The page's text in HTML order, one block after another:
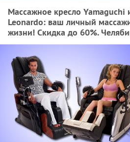
Массажное кресло Yamaguchi
Leonardo: ваш личный
жизни! Скидка до 60%.